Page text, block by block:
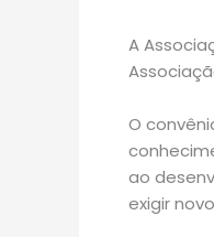
A
O
ao
exigir